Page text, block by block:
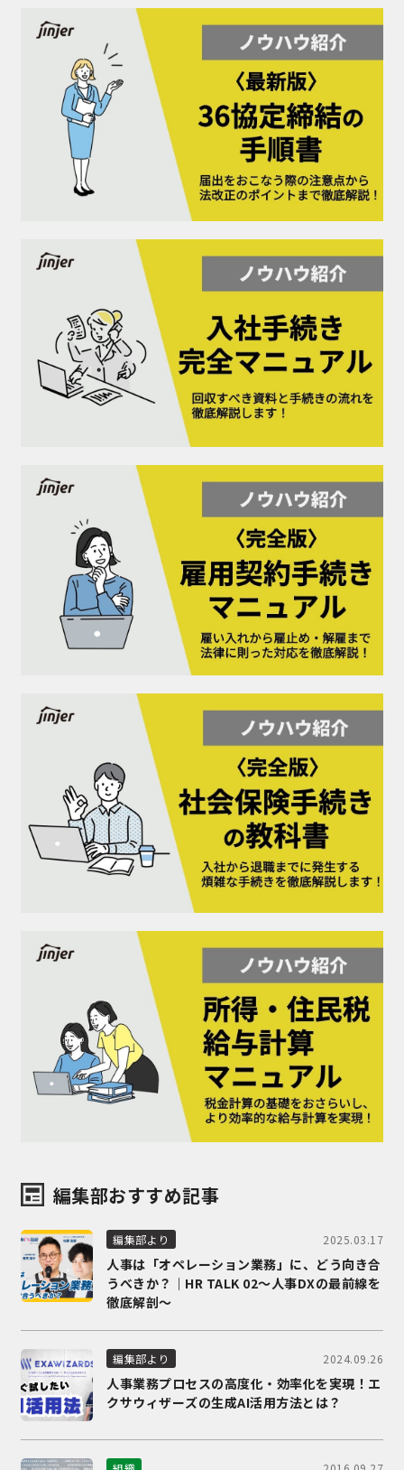
編集部おすすめ記事
編集部より 2025.03.17
人事は「オペレーション業務」に、どう向き合
うべきか？｜HR TALK 02～人事DXの最前線を
徹底解剖～
編集部より 2024.09.26
人事業務プロセスの高度化・効率化を実現！エ
クサウィザーズの生成AI活用方法とは？